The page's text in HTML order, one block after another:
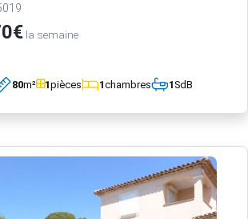
la semaine
80m² 1pièces 1chambres 1SdB